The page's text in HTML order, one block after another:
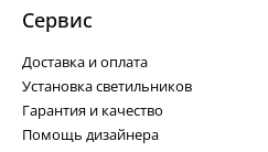
Сервис
Доставка и оплата
Установка светильников
Гарантия и качество
Помощь дизайнера